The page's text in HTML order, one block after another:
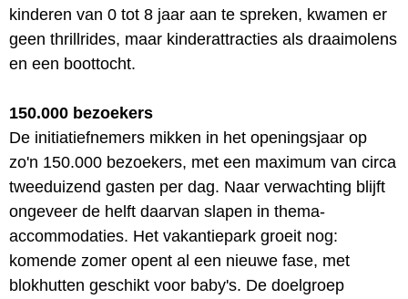
kinderen van 0 tot 8 jaar aan te spreken, kwamen er
geen thrillrides, maar kinderattracties als draaimolens
en een boottocht.
150.000 bezoekers
De initiatiefnemers mikken in het openingsjaar op
zo'n 150.000 bezoekers, met een maximum van circa
tweeduizend gasten per dag. Naar verwachting blijft
ongeveer de helft daarvan slapen in thema-
accommodaties. Het vakantiepark groeit nog:
komende zomer opent al een nieuwe fase, met
blokhutten geschikt voor baby's. De doelgroep